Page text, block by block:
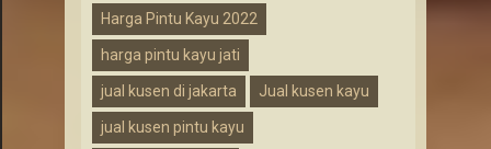
Harga Pintu Kayu 2022
harga pintu kayu jati
jual kusen di jakarta Jual kusen kayu
jual kusen pintu kayu